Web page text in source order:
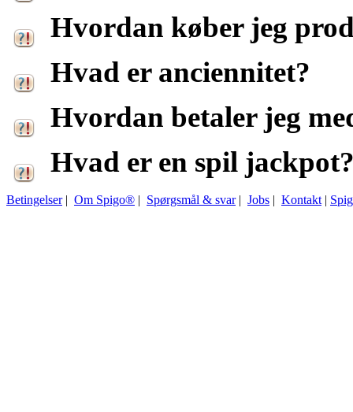
Hvordan køber jeg
Hvad er anciennitet?
Hvordan betaler jeg
Hvad er en spil
Betingelser| Om Spigo® | Spørgsmål & svar| Jobs | Kontakt |